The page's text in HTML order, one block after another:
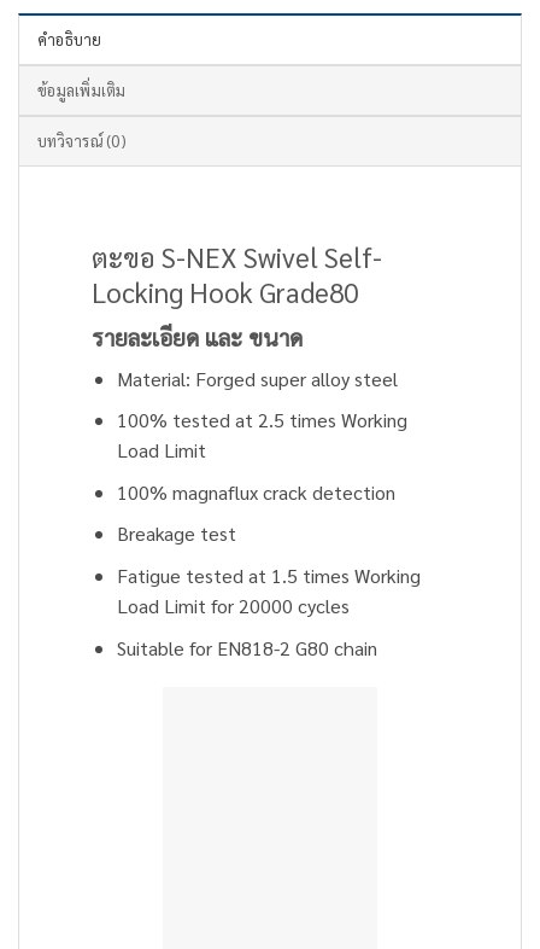
คำอธิบาย
ข้อมูลเพิ่มเติม
บทวิจารณ์ (0)
ตะขอ S-NEX Swivel Self-
Locking Hook Grade80
รายละเอียด และ ขนาด
Material: Forged super alloy steel
100% tested at 2.5 times Working
Load Limit
100% magnaflux crack detection
Breakage test
Fatigue tested at 1.5 times Working
Load Limit for 20000 cycles
Suitable for EN818-2 G80 chain